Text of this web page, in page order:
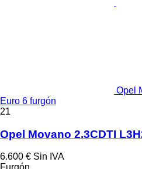
Opel
Euro 6 furgón
21
Opel Movano 2.3CDTI
6.600 € Sin IVA